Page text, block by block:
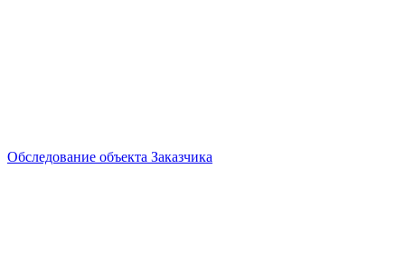
Обследование объекта Заказчика